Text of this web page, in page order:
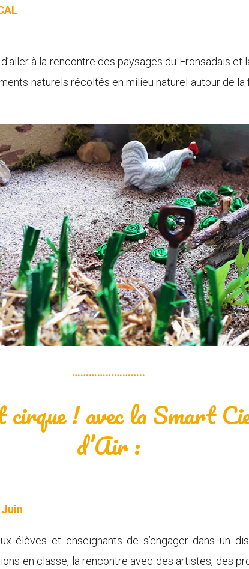
à la rencontre des paysages du Fronsadais et
naturels récoltés en milieu naturel autour de la
……………………..
! avec la Smart
d’Air :
Juin
élèves et enseignants de s’engager dans un
en classe, la rencontre avec des artistes, des